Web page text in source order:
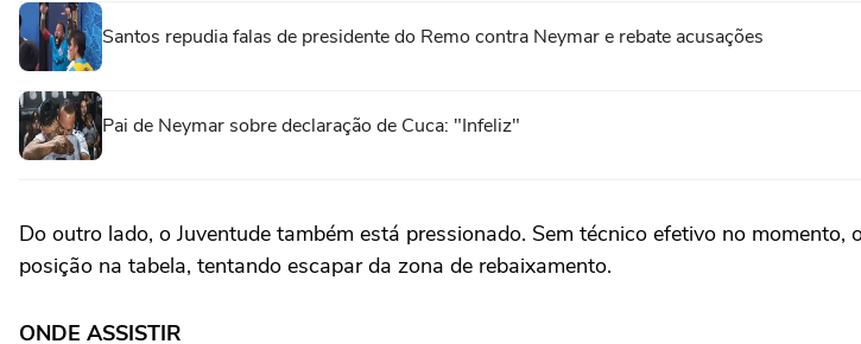
Santos repudia falas de presidente do Remo contra Neymar e rebate acusações
Pai de Neymar sobre declaração de Cuca: "Infeliz"
Do outro lado, o Juventude também está pressionado. Sem técnico efetivo no
posição na tabela, tentando escapar da zona de rebaixamento.
ONDE ASSISTIR